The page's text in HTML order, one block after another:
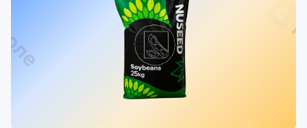
Реєстрація
Ми на зв’язку